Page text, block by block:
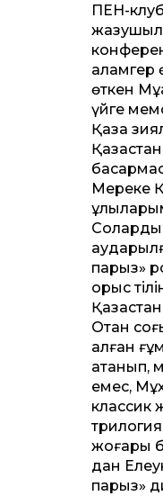
ПЕН-
өткен
үйге
Қазақ
Мереке
парыз»
орыс
Отан
қалған
атанып,
емес,
классик
жоғары
дан
парыз»